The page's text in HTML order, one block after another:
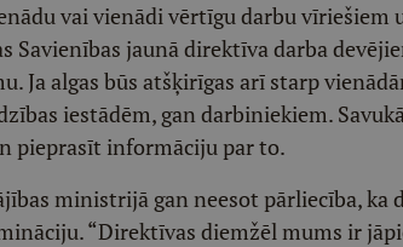
vai vienādi vērtīgu darbu vīriešiem
Savienības jaunā direktīva darba
Ja algas būs atšķirīgas arī starp
iestādēm, gan darbiniekiem.
pieprasīt informāciju par to.
ministrijā gan neesot pārliecība,
“Direktīvas diemžēl mums ir